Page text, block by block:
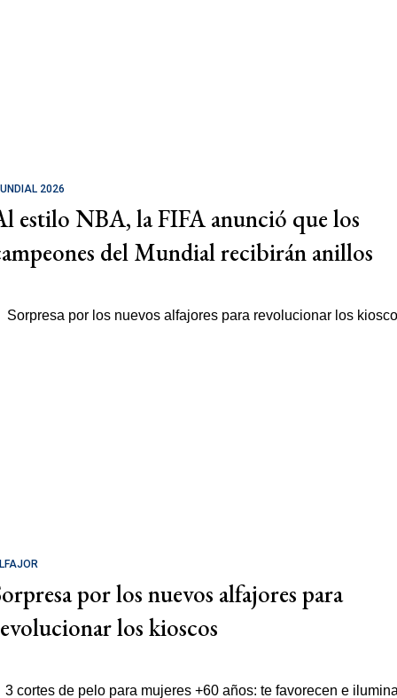
2026
estilo NBA, la FIFA anunció que los
del Mundial recibirán anillos
por los nuevos alfajores para
los kioscos